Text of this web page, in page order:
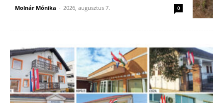
Molnár Mónika - 2026, augusztus 7. 0